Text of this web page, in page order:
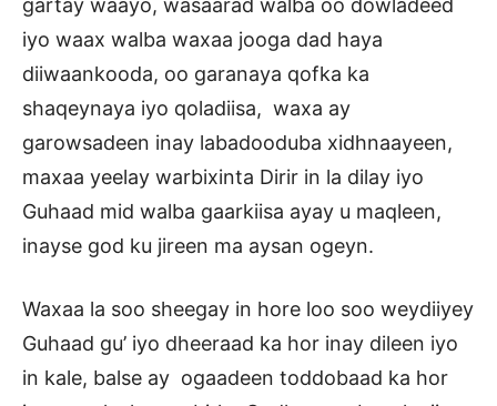
gartay waayo, wasaarad walba oo dowladeed
iyo waax walba waxaa jooga dad haya
diiwaankooda, oo garanaya qofka ka
shaqeynaya iyo qoladiisa, waxa ay
garowsadeen inay labadooduba xidhnaayeen,
maxaa yeelay warbixinta Dirir in la dilay iyo
Guhaad mid walba gaarkiisa ayay u maqleen,
inayse god ku jireen ma aysan ogeyn.
Waxaa la soo sheegay in hore loo soo weydiiyey
Guhaad gu’ iyo dheeraad ka hor inay dileen iyo
in kale, balse ay ogaadeen toddobaad ka hor